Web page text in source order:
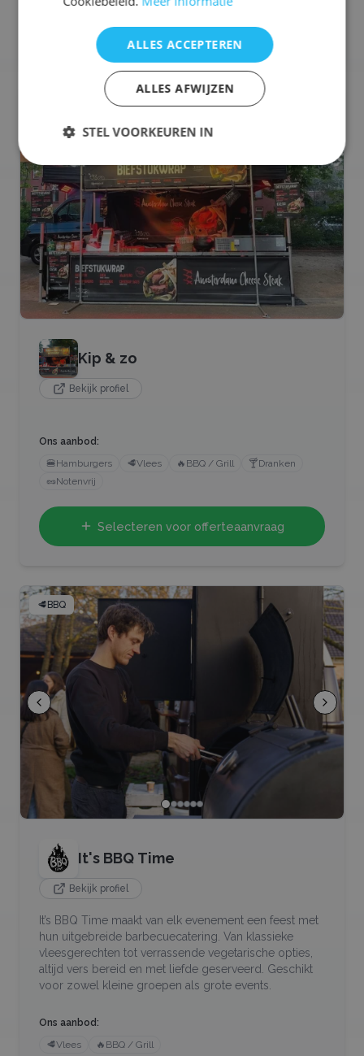
Selecteren voor offerteaanvraag
Hamburger Foodtruck
Kip & zo
Bekijk profiel
Ons aanbod:
🍔Hamburgers 🥩Vlees 🔥 BBQ / Grill 🍸Dranken
🥜Notenvrij
Selecteren voor offerteaanvraag
🥩BBQ
It's BBQ Time
Bekijk profiel
It’s BBQ Time maakt van elk evenement een feest met
hun uitgebreide barbecuecatering. Van klassieke
vleesgerechten tot verrassende vegetarische opties,
altijd vers bereid en met liefde geserveerd. Geschikt
voor zowel kleine groepen als grote events.
Ons aanbod:
🥩Vlees 🔥 BBQ / Grill
ALLES ACCEPTEREN
ALLES AFWIJZEN
STEL VOORKEUREN IN